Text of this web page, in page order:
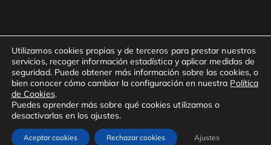
Copyright © 2023 - Todos los derechos reservados.
Kampal Data Solutions S.L.
Avenida María Zambrano 31
50018, Zaragoza
Utilizamos cookies propias y de terceros para prestar nuestros
servicios, recoger información estadística y aplicar medidas de
seguridad. Puede obtener más información sobre las cookies, o
bien conocer cómo cambiar la configuración en nuestra Política
de Cookies.
Puedes aprender más sobre qué cookies utilizamos o
desactivarlas en los ajustes.
Aceptar cookies Rechazar cookies Ajustes